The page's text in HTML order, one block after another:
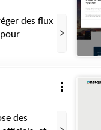
des flux
des